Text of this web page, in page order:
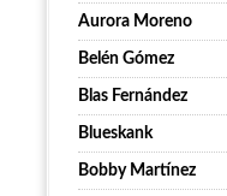
Aurora Moreno
Belén Gómez
Blas Fernández
Blueskank
Bobby Martínez